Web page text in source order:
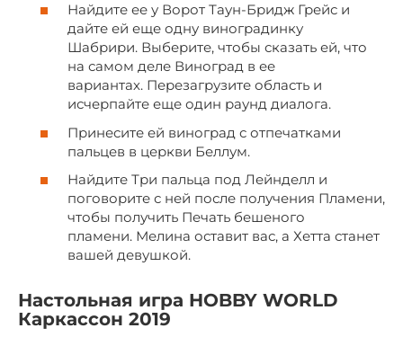
Найдите ее у Ворот Таун-Бридж Грейс и
дайте ей еще одну виноградинку
Шабрири. Выберите, чтобы сказать ей, что
на самом деле Виноград в ее
вариантах. Перезагрузите область и
исчерпайте еще один раунд диалога.
Принесите ей виноград с отпечатками
пальцев в церкви Беллум.
Найдите Три пальца под Лейнделл и
поговорите с ней после получения Пламени,
чтобы получить Печать бешеного
пламени. Мелина оставит вас, а Хетта станет
вашей девушкой.
Настольная игра HOBBY WORLD
Каркассон 2019